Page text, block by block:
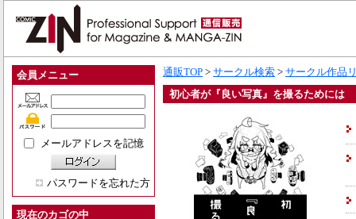
会員メニュー
メールアドレスを記憶
パスワードを忘れた方
現在のカゴの中
通販TOP > サークル検索 > サークル作品
初心者が『良い写真』を撮るためには